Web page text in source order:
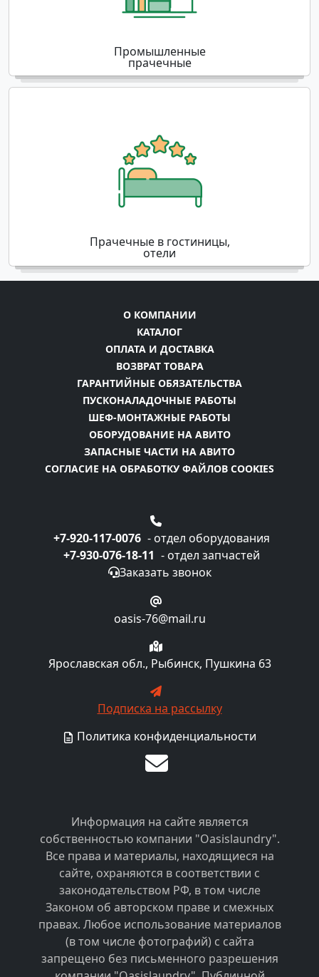
Промышленные
прачечные
Прачечные в гостиницы,
отели
О КОМПАНИИ
КАТАЛОГ
ОПЛАТА И ДОСТАВКА
ВОЗВРАТ ТОВАРА
ГАРАНТИЙНЫЕ ОБЯЗАТЕЛЬСТВА
ПУСКОНАЛАДОЧНЫЕ РАБОТЫ
ШЕФ-МОНТАЖНЫЕ РАБОТЫ
ОБОРУДОВАНИЕ НА АВИТО
ЗАПАСНЫЕ ЧАСТИ НА АВИТО
СОГЛАСИЕ НА ОБРАБОТКУ ФАЙЛОВ COOKIES
+7-920-117-0076 - отдел оборудования
+7-930-076-18-11 - отдел запчастей
Заказать звонок
oasis-76@mail.ru
Ярославская обл., Рыбинск, Пушкина 63
Подписка на рассылку
Политика конфиденциальности
Информация на сайте является
собственностью компании "Oasislaundry".
Все права и материалы, находящиеся на
сайте, охраняются в соответствии с
законодательством РФ, в том числе
Законом об авторском праве и смежных
правах. Любое использование материалов
(в том числе фотографий) с сайта
запрещено без письменного разрешения